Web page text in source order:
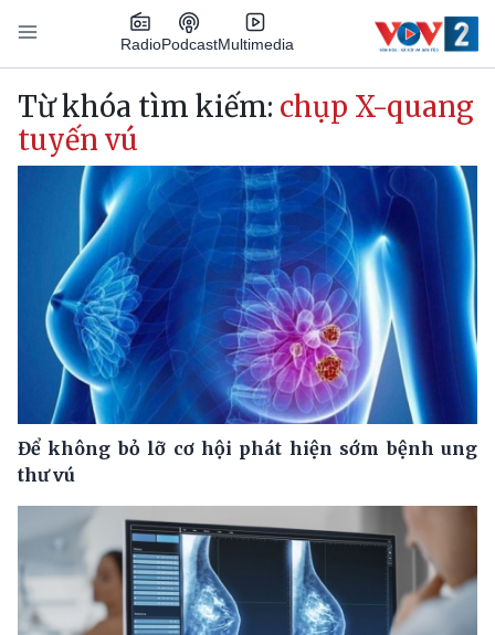
Nhảy đến nội dung
RadioPodcastMultimedia
Main navigation
Từ khóa tìm kiếm: chụp X-quang
tuyến vú
Để không bỏ lỡ cơ hội phát hiện sớm bệnh ung
thư vú